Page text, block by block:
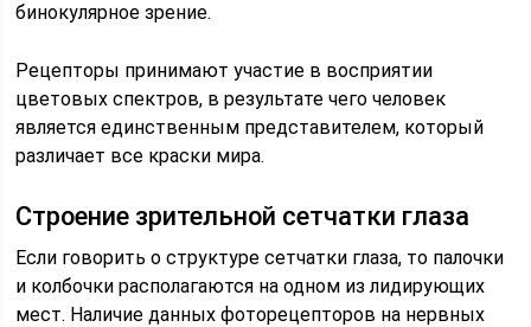
бинокулярное зрение.
Рецепторы принимают участие в восприятии
цветовых спектров, в результате чего человек
является единственным представителем, который
различает все краски мира.
Строение зрительной сетчатки глаза
Если говорить о структуре сетчатки глаза, то палочки
и колбочки располагаются на одном из лидирующих
мест. Наличие данных фоторецепторов на нервных